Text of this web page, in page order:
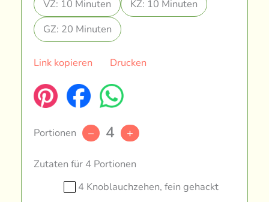
VZ: 10 Minuten
KZ: 10 Minuten
GZ: 20 Minuten
Link kopieren Drucken
Portionen – 4 +
Zutaten für 4 Portionen
4 Knoblauchzehen, fein gehackt